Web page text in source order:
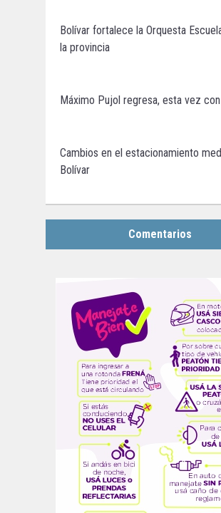
Bolívar fortalece la Orquesta
la provincia
Máximo Pujol regresa, esta vez
Cambios en el estacionamiento
Bolívar
Comentarios